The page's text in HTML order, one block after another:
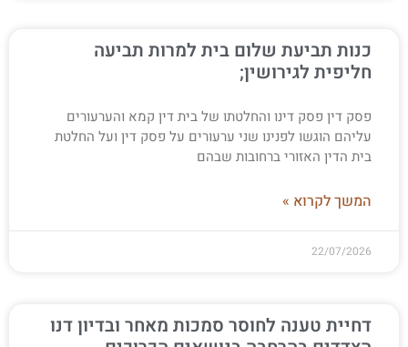
כנות תביעת שלום בית למרות תביעה
חליפית לגירושין;
פסק דין פסק דינו והחלטתו של בית דין קמא והערעורים
עליהם הוגשו לפנינו שני ערעורים על פסק דין ועל החלטת
בית הדין האזורי ברחובות שבהם
המשך לקרוא »
22/07/2026
דחיית טענה לחוסר סמכות מאחר ובדיון דנו